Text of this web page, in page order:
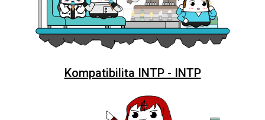
Kompatibilita INTP - INTP